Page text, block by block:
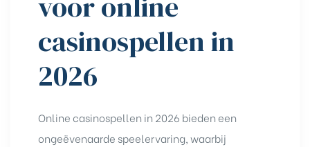
casinospellen in
2026
Online casinospellen in 2026 bieden een
ongeëvenaarde speelervaring, waarbij